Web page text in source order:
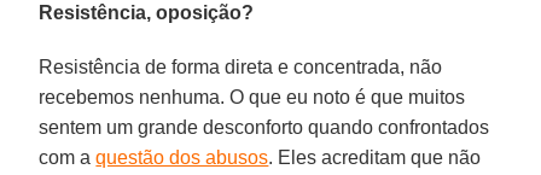
Resistência, oposição?
Resistência de forma direta e concentrada, não
recebemos nenhuma. O que eu noto é que muitos
sentem um grande desconforto quando confrontados
com aquestão dos abusos. Eles acreditam que não